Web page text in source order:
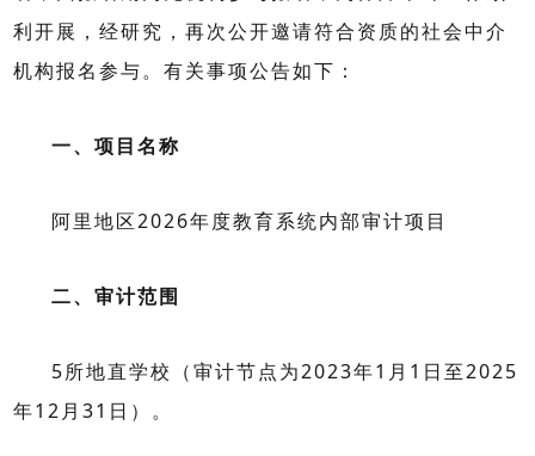
利开展，经研究，再次公开邀请符合资质的社会中介
机构报名参与。有关事项公告如下：
一、项目名称
阿里地区2026年度教育系统内部审计项目
二、审计范围
5所地直学校（审计节点为2023年1 月 1 日至2025
年12月31 日）。